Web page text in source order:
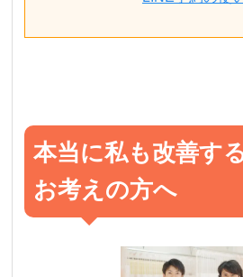
本当に私も改善す
お考えの方へ